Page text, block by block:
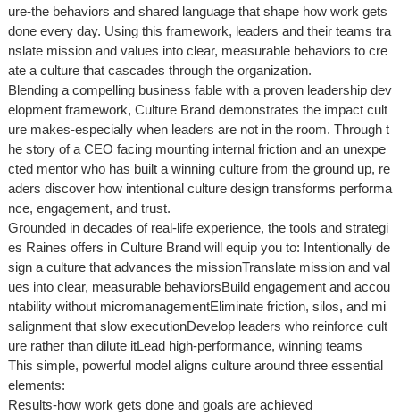
ure-the behaviors and shared language that shape how work gets
done every day. Using this framework, leaders and their teams tra
nslate mission and values into clear, measurable behaviors to cre
ate a culture that cascades through the organization.
Blending a compelling business fable with a proven leadership dev
elopment framework, Culture Brand demonstrates the impact cult
ure makes-especially when leaders are not in the room. Through t
he story of a CEO facing mounting internal friction and an unexpe
cted mentor who has built a winning culture from the ground up, re
aders discover how intentional culture design transforms performa
nce, engagement, and trust.
Grounded in decades of real-life experience, the tools and strategi
es Raines offers in Culture Brand will equip you to: Intentionally de
sign a culture that advances the missionTranslate mission and val
ues into clear, measurable behaviorsBuild engagement and accou
ntability without micromanagementEliminate friction, silos, and mi
salignment that slow executionDevelop leaders who reinforce cult
ure rather than dilute itLead high-performance, winning teams
This simple, powerful model aligns culture around three essential
elements:
Results-how work gets done and goals are achieved